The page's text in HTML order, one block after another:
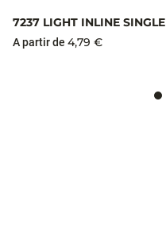
7237 LIGHT INLINE SINGLE
A partir de 4,79 €